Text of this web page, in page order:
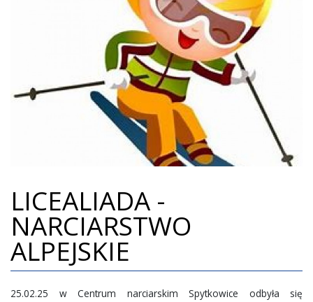
DUSZPASTERSTWO
KONTAKT
LICEALIADA -
NARCIARSTWO
ALPEJSKIE
25.02.25 w Centrum narciarskim Spytkowice odbyła się